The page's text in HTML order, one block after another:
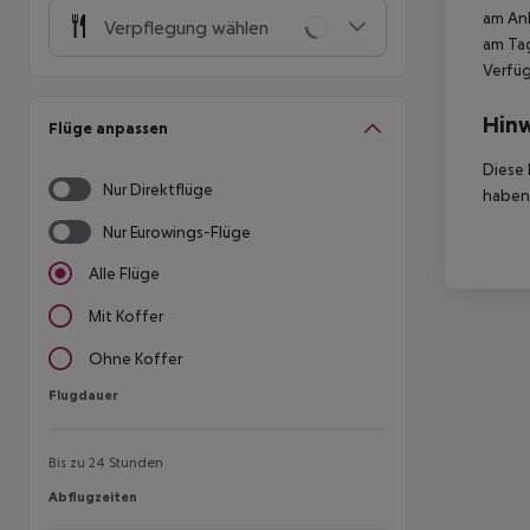
Verpflegung wählen
Flüge anpassen
Nur Direktflüge
Nur Eurowings-Flüge
Alle Flüge
Mit Koffer
Ohne Koffer
Flugdauer
Flugdauer
Bis zu 24 Stunden
Abflugzeiten
Abflugzeiten
am
am
Diese